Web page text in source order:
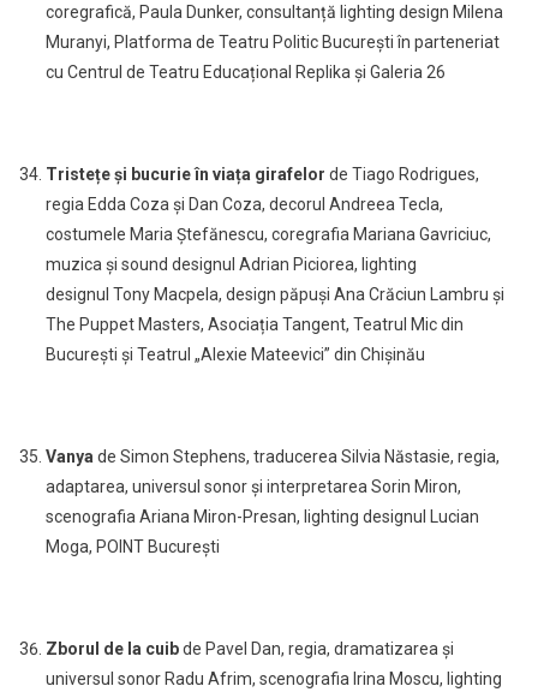
coregrafică, Paula Dunker, consultanță lighting design Milena
Muranyi, Platforma de Teatru Politic București în parteneriat
cu Centrul de Teatru Educațional Replika și Galeria 26
Tristețe și bucurie în viața girafelor de Tiago Rodrigues,
regia Edda Coza și Dan Coza, decorul Andreea Tecla,
costumele Maria Ștefănescu, coregrafia Mariana Gavriciuc,
muzica și sound designul Adrian Piciorea, lighting
designul Tony Macpela, design păpuși Ana Crăciun Lambru și
The Puppet Masters, Asociația Tangent, Teatrul Mic din
București și Teatrul „Alexie Mateevici” din Chișinău
Vanyade Simon Stephens, traducerea Silvia Năstasie, regia,
adaptarea, universul sonor și interpretarea Sorin Miron,
scenografia Ariana Miron-Presan, lighting designul Lucian
Moga, POINT București
Zborul de la cuibde Pavel Dan, regia, dramatizarea și
universul sonor Radu Afrim, scenografia Irina Moscu, lighting